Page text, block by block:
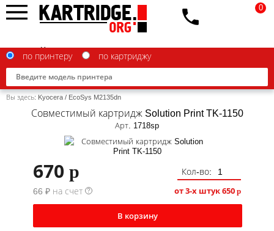
Canon
Epson
по принтеру по картриджу
0
Вы здесь: Kyocera / EcoSys M2135dn
Совместимый картридж Solution Print TK-1150
Арт. 1718sp
670 p
Кол-во:
66 ₽ на счет
? от 3-х штук650 p
В корзину